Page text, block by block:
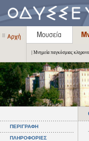
| Μνημεία παγκόσμιας
ΠΕΡΙΓΡΑΦΗ
ΠΛΗΡΟΦΟΡΙΕΣ